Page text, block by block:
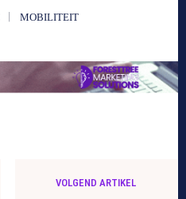
MOBILITEIT
VOLGEND ARTIKEL